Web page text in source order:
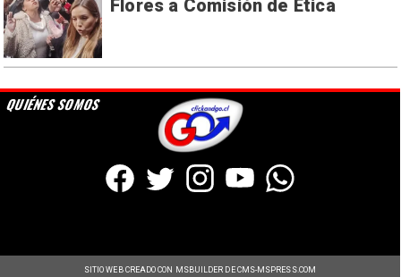
Flores a Comisión de Ética
SITIO WEB CREADO CON MSBUILDER DE CMS-MSPRESS.COM
QUIÉNES SOMOS